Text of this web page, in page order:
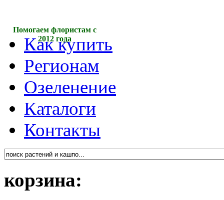
Помогаем флористам с
2012 года
Как купить
Регионам
Озеленение
Каталоги
Контакты
корзина: